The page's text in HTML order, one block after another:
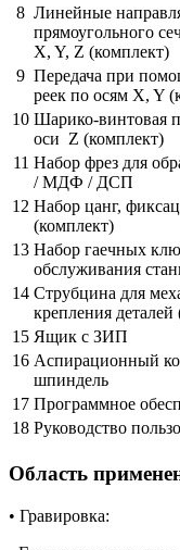
8 Линейные
прямоугольного
X, Y, Z (комплект)
9 Передача при
реек по осям X, Y
10 Шарико-винтовая
оси Z (комплект)
11 Набор фрез для
/ МДФ / ДСП
12 Набор цанг,
(комплект)
13 Набор гаечных
обслуживания
14 Струбцина для
крепления деталей
15 Ящик с ЗИП
16 Аспирационный
шпиндель
17 Программное
18 Руководство
Область
• Гравировка: